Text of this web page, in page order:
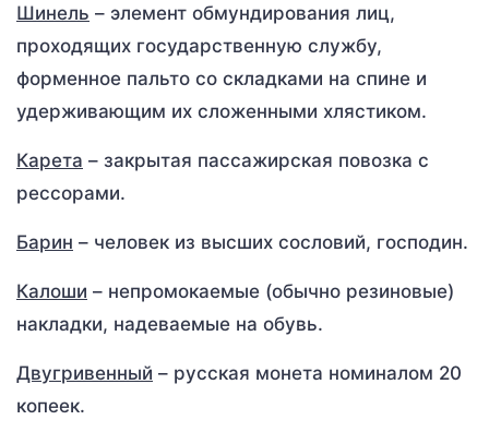
Шинель – элемент обмундирования лиц,
проходящих государственную службу,
форменное пальто со складками на спине и
удерживающим их сложенными хлястиком.
Карета – закрытая пассажирская повозка с
рессорами.
Барин – человек из высших сословий, господин.
Калоши – непромокаемые (обычно резиновые)
накладки, надеваемые на обувь.
Двугривенный – русская монета номиналом 20
копеек.